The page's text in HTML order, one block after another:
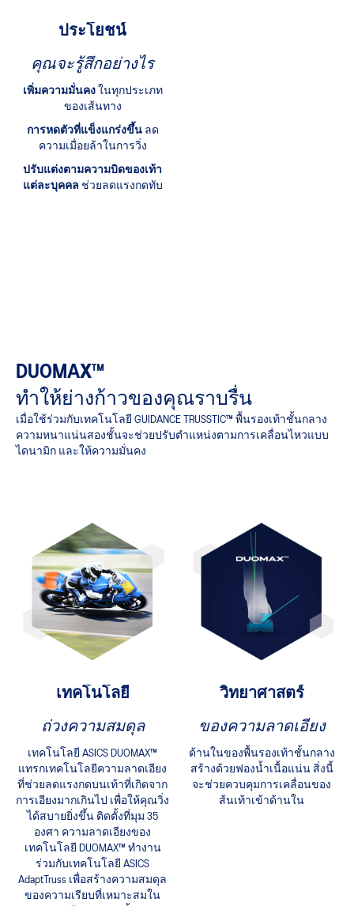
ประโยชน์
คุณจะรู้สึกอย่างไร
เพิ่มความมั่นคง ในทุกประเภท
ของเส้นทาง
การหดตัวที่แข็งแกร่งขึ้น ลด
ความเมื่อยล้าในการวิ่ง
ปรับแต่งตามความบิดของเท้า
แต่ละบุคคล ช่วยลดแรงกดทับ
DUOMAX™
ทำให้ย่างก้าวของคุณราบรื่น
เมื่อใช้ร่วมกับเทคโนโลยี GUIDANCE TRUSSTIC™ พื้นรองเท้าชั้นกลาง
ความหนาแน่นสองชั้นจะช่วยปรับตำแหน่งตามการเคลื่อนไหวแบบ
ไดนามิก และให้ความมั่นคง
เทคโนโลยี
ถ่วงความสมดุล
เทคโนโลยี ASICS DUOMAX™
แทรกเทคโนโลยีความลาดเอียง
ที่ช่วยลดแรงกดบนเท้าที่เกิดจาก
การเอียงมากเกินไป เพื่อให้คุณวิ่ง
ได้สบายยิ่งขึ้น ติดตั้งที่มุม 35
องศา ความลาดเอียงของ
เทคโนโลยี DUOMAX™ ทำงาน
ร่วมกับเทคโนโลยี ASICS
AdaptTruss เพื่อสร้างความสมดุล
ของความเรียบที่เหมาะสมใน
วิทยาศาสตร์
ของความลาดเอียง
ด้านในของพื้นรองเท้าชั้นกลาง
สร้างด้วยฟองน้ำเนื้อแน่น สิ่งนี้
จะช่วยควบคุมการเคลื่อนของ
ส้นเท้าเข้าด้านใน